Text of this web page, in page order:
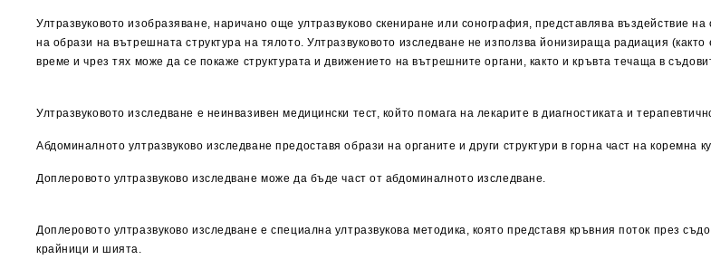
Ултразвуковото изобразяване, наричано още ултразвуково скениране или сонография, представлява въздействие
на образи на вътрешната структура на тялото. Ултразвуковото изследване не използва йонизираща радиация
време и чрез тях може да се покаже структурата и движението на вътрешните органи, както и кръвта течаща в
Ултразвуковото изследване е неинвазивен медицински тест, който помага на лекарите в диагностиката и
Абдоминалното ултразвуково изследване предоставя образи на органите и други структури в горна част на коремна
Доплеровото ултразвуково изследване може да бъде част от абдоминалното изследване.
Доплеровото ултразвуково изследване е специална ултразвукова методика, която представя кръвния поток през
крайници и шията.